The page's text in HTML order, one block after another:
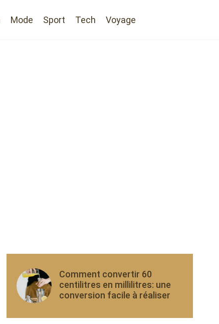
Mode Sport Tech Voyage
Comment convertir 60
centilitres en millilitres: une
conversion facile à réaliser